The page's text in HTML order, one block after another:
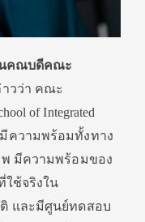
นคณบดีคณะ
วว่า คณะ
of Integrated
มีความพร้อมทั้งทาง
มีความพร้อมของ
ใช้จริงใน
และมีศูนย์ทดสอบ